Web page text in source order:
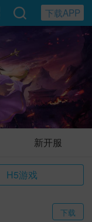
下载APP
新开服
H5游戏
下载